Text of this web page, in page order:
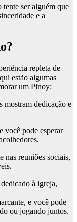
tente ser alguém que
e a
repleta de
estão algumas
um Pinoy:
dedicação e
você pode esperar
nas reuniões sociais,
à igreja,
e você pode
ou jogando juntos.